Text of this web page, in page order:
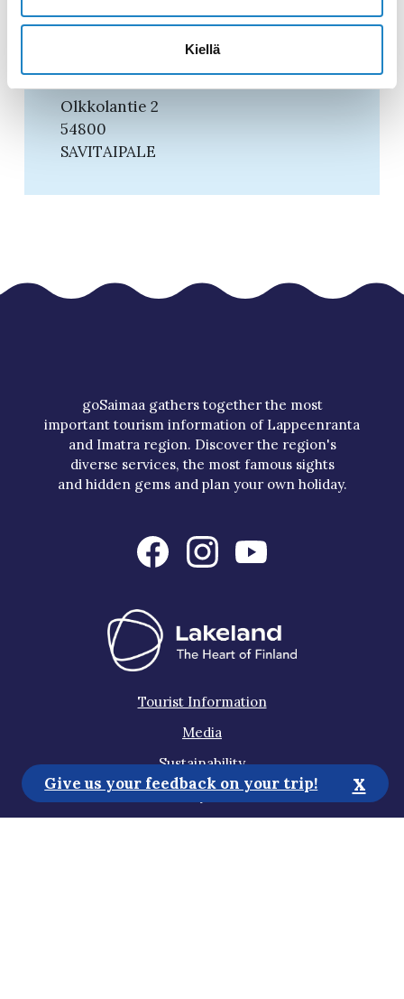
Kiellä
Olkkola beach
Olkkolantie 2
54800
SAVITAIPALE
goSaimaa gathers together the most
important tourism information of Lappeenranta
and Imatra region. Discover the region's
diverse services, the most famous sights
and hidden gems and plan your own holiday.
Tourist Information
Media
Sustainability
Accessibility Statement
Give us your feedback on your trip! x